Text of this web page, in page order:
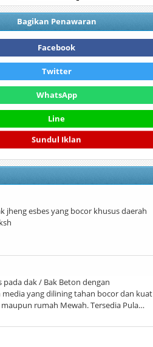
Bagikan Penawaran
Facebook
Twitter
WhatsApp
Line
Sundul Iklan
jheng esbes yang bocor khusus daerah
pada dak / Bak Beton dengan
media yang dilining tahan bocor dan kuat
rumah Mewah. Tersedia Pula…